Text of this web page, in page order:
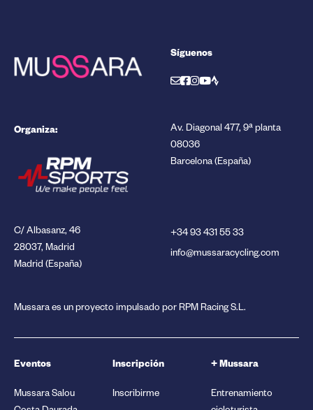
Síguenos
Organiza:
Av. Diagonal 477, 9ª planta
08036
Barcelona (España)
C/ Albasanz, 46
28037, Madrid
Madrid (España)
+34 93 431 55 33
info@mussaracycling.com
Mussara es un proyecto impulsado por RPM Racing S.L.
Eventos
Mussara Salou
Inscripción
Inscribirme
+ Mussara
Entrenamiento